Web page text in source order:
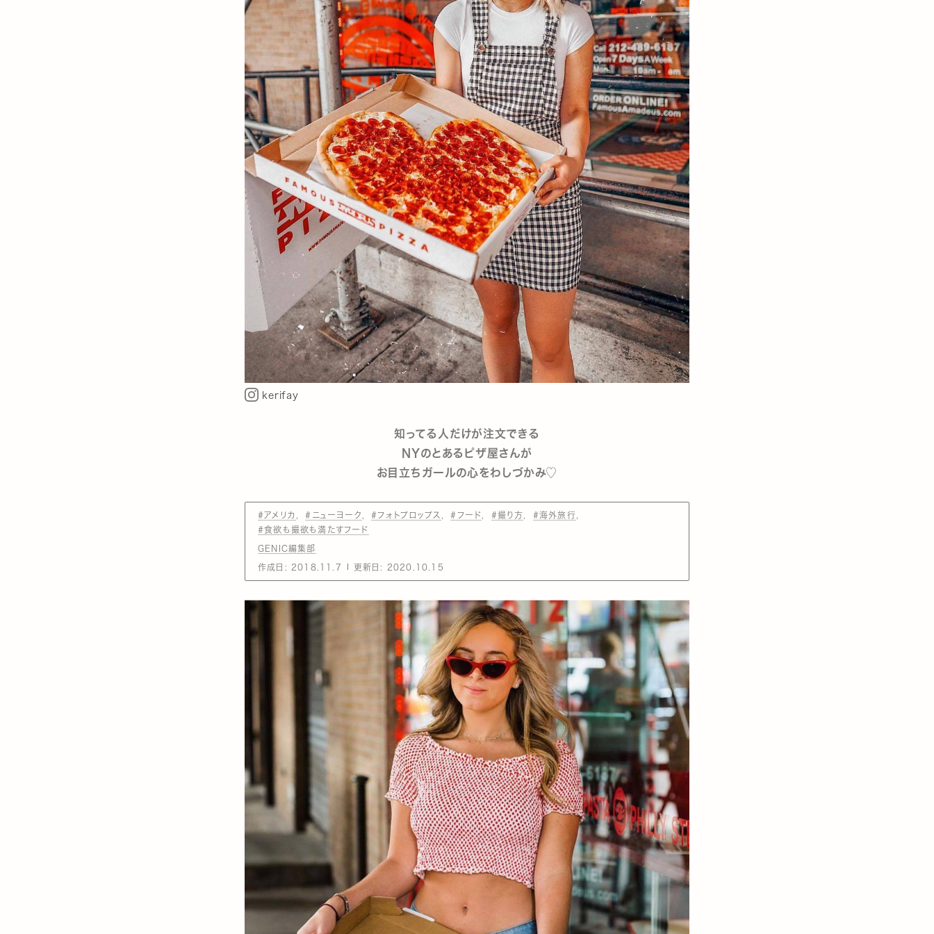
kerifay
知ってる人だけが注文できる
NYのとあるピザ屋さんが
お目立ちガールの心をわしづかみ♡
#アメリカ #ニューヨーク #フォトプロップス #フード #撮り方
#海外旅行
#食欲も撮欲も満たすフード
GENIC編集部
作成日: 2018.11.7 更新日: 2020.10.15